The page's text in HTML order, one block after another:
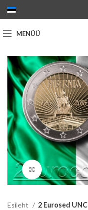
MENÜÜ
Suurenda
Esileht 2 Eurosed UNC